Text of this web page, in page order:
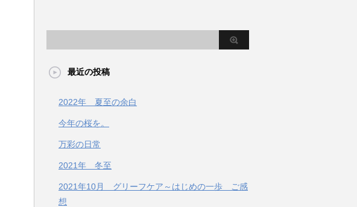
最近の投稿
2022年 夏至の余白
今年の桜を。
万彩の日常
2021年 冬至
2021年10月 グリーフケア～はじめの一歩 ご感
想